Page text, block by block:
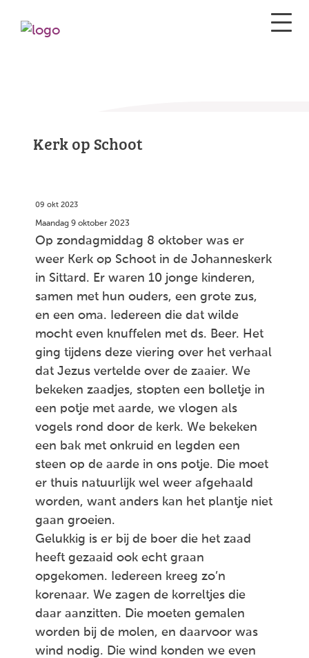
Kerk op Schoot
09 okt 2023
Maandag 9 oktober 2023
Op zondagmiddag 8 oktober was er
weer Kerk op Schoot in de Johanneskerk
in Sittard. Er waren 10 jonge kinderen,
samen met hun ouders, een grote zus,
en een oma. Iedereen die dat wilde
mocht even knuffelen met ds. Beer. Het
ging tijdens deze viering over het verhaal
dat Jezus vertelde over de zaaier. We
bekeken zaadjes, stopten een bolletje in
een potje met aarde, we vlogen als
vogels rond door de kerk. We bekeken
een bak met onkruid en legden een
steen op de aarde in ons potje. Die moet
er thuis natuurlijk wel weer afgehaald
worden, want anders kan het plantje niet
gaan groeien.
Gelukkig is er bij de boer die het zaad
heeft gezaaid ook echt graan
opgekomen. Iedereen kreeg zo’n
korenaar. We zagen de korreltjes die
daar aanzitten. Die moeten gemalen
worden bij de molen, en daarvoor was
wind nodig. Die wind konden we even